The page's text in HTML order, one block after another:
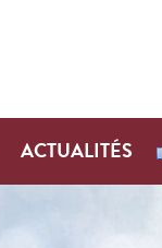
ACTUALITÉS